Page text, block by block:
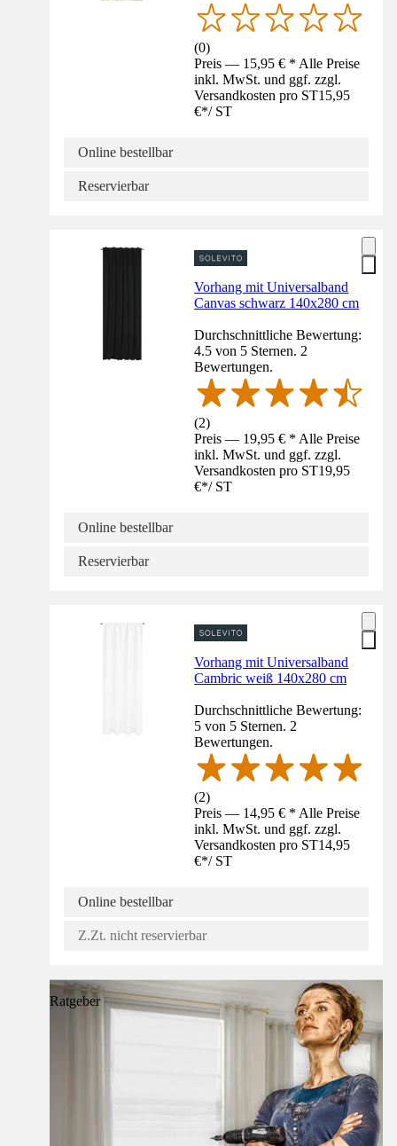
(0)
Preis — 15,95 € * Alle Preise
inkl. MwSt. und ggf. zzgl.
Versandkosten pro ST15,95
€*/ ST
Online bestellbar
Reservierbar
Vorhang mit Universalband
Canvas schwarz 140x280 cm
Durchschnittliche Bewertung:
4.5 von 5 Sternen. 2
Bewertungen.
(2)
Preis — 19,95 € * Alle Preise
inkl. MwSt. und ggf. zzgl.
Versandkosten pro ST19,95
€*/ ST
Online bestellbar
Reservierbar
Vorhang mit Universalband
Cambric weiß 140x280 cm
Durchschnittliche Bewertung:
5 von 5 Sternen. 2
Bewertungen.
(2)
Preis — 14,95 € * Alle Preise
inkl. MwSt. und ggf. zzgl.
Versandkosten pro ST14,95
€*/ ST
Online bestellbar
Z.Zt. nicht reservierbar
Ratgeber